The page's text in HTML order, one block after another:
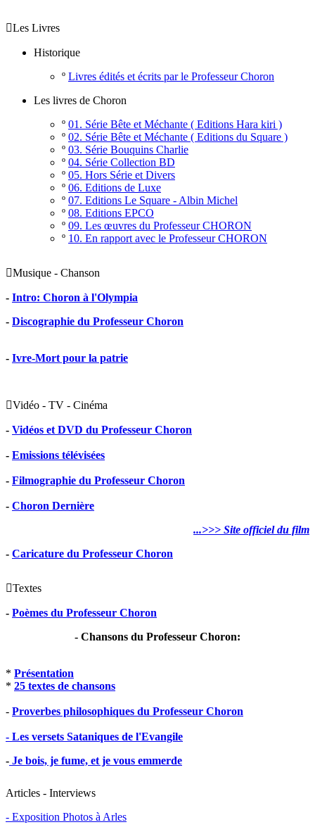
Les Livres
Historique
º Livres édités et écrits par le Professeur Choron
Les livres de Choron
º 01. Série Bête et Méchante ( Editions Hara kiri )
º 02. Série Bête et Méchante ( Editions du Square )
º 03. Série Bouquins Charlie
º 04. Série Collection BD
º 05. Hors Série et Divers
º 06. Editions de Luxe
º 07. Editions Le Square - Albin Michel
º 08. Editions EPCO
º 09. Les œuvres du Professeur CHORON
º 10. En rapport avec le Professeur CHORON
Musique - Chanson
- Intro: Choron à l'Olympia
- Discographie du Professeur Choron
- Ivre-Mort pour la patrie
Vidéo - TV - Cinéma
- Vidéos et DVD du Professeur Choron
- Emissions télévisées
- Filmographie du Professeur Choron
- Choron Dernière
...>>> Site officiel du film
- Caricature du Professeur Choron
Textes
- Poèmes du Professeur Choron
- Chansons du Professeur Choron:
* Présentation
* 25 textes de chansons
- Proverbes philosophiques du Professeur Choron
- Les versets Sataniques de l'Evangile
- Je bois, je fume, et je vous emmerde
Articles - Interviews
- Exposition Photos à Arles